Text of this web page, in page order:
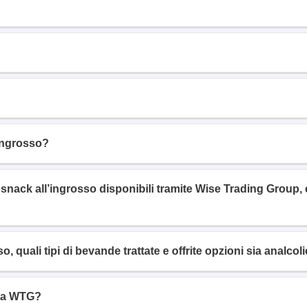
all’ingrosso disponibili tramite Wise Trading
quali tipi di bevande trattate e offrite opzioni sia
WTG?